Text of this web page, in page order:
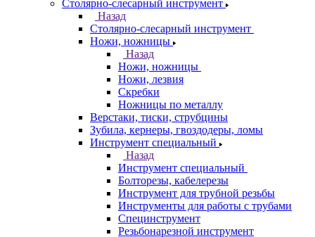
Столярно-слесарный инструмент
Назад
Столярно-слесарный инструмент
Ножи, ножницы
Назад
Ножи, ножницы
Ножи, лезвия
Скребки
Ножницы по металлу
Верстаки, тиски, струбцины
Зубила, кернеры, гвоздодеры, ломы
Инструмент специальный
Назад
Инструмент специальный
Болторезы, кабелерезы
Инструмент для трубной резьбы
Инструменты для работы с трубами
Специнструмент
Резьбонарезной инструмент